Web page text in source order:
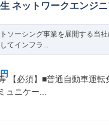
ネットワークエンジ
ソーシング事業を展開する当
てインフラ...
【必須】■普通自動車運転
ュニケー...